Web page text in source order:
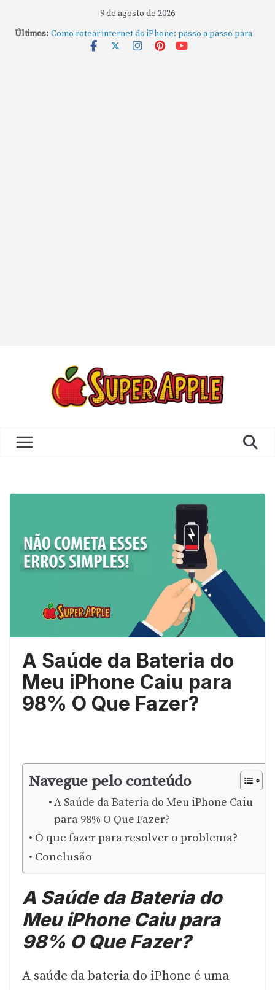
9 de agosto de 2026
Últimos: Como rotear internet do iPhone: passo a passo para
compartilhar a conexão
A Saúde da Bateria do
Meu iPhone Caiu para
98% O Que Fazer?
Navegue pelo conteúdo
A Saúde da Bateria do Meu iPhone Caiu
para 98% O Que Fazer?
O que fazer para resolver o problema?
Conclusão
A Saúde da Bateria do
Meu iPhone Caiu para
98% O Que Fazer?
A saúde da bateria do iPhone é uma